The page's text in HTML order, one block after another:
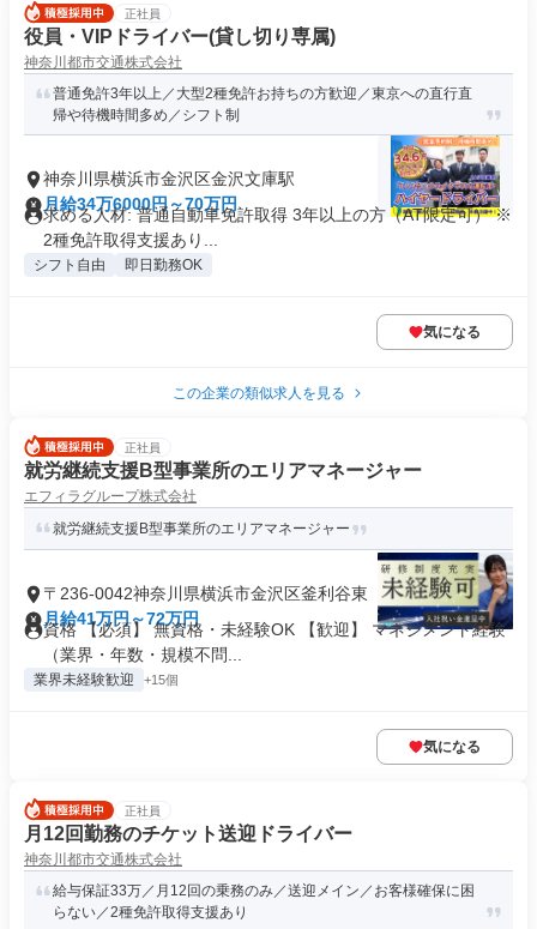
正社員
役員・VIPドライバー(貸し切り専属)
神奈川都市交通株式会社
普通免許3年以上／大型2種免許お持ちの方歓迎／東京への直行直
帰や待機時間多め／シフト制
神奈川県横浜市金沢区金沢文庫駅
月給34万6000円～70万円
求める人材: 普通自動車免許取得 3年以上の方（AT限定可） ※
2種免許取得支援あり...
シフト自由 即日勤務OK
気になる
この企業の類似求人を見る
正社員
就労継続支援B型事業所のエリアマネージャー
エフィラグループ株式会社
就労継続支援B型事業所のエリアマネージャー
〒236-0042神奈川県横浜市金沢区釜利谷東
月給41万円～72万円
資格 【必須】 無資格・未経験OK 【歓迎】 マネジメント経験
（業界・年数・規模不問...
業界未経験歓迎 +15個
気になる
正社員
月12回勤務のチケット送迎ドライバー
神奈川都市交通株式会社
給与保証33万／月12回の乗務のみ／送迎メイン／お客様確保に困
らない／2種免許取得支援あり